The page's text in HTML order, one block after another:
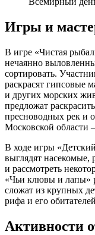
Игры и
В игре «Чистая
нечаянно
сортировать.
раскрасят гипсовые
и других морских
предложат
пресноводных рек и
Московской области
В ходе игры
выглядят насекомые,
и рассмотреть
«Чьи клювы и лапы»
сложат из крупных
рифа и его
Активности